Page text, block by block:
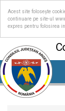
Acest site folosește
continuare pe site-ul
expres pentru folosirea